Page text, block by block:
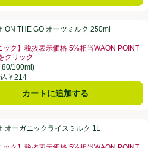
ルク 250ml
点。
ON THE GO オーツミルク 250ml
ック】税抜表示価格 5%相当WAON POINT
クリック
名：【オーガニック】税抜表示価格 5%相
80/100ml)
￥214
カートに追加する
ルク 1L
点。
オーガニックライスミルク 1L